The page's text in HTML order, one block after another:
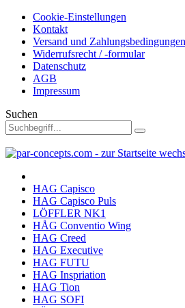
Cookie-Einstellungen
Kontakt
Versand und Zahlungsbedingungen
Widerrufsrecht / -formular
Datenschutz
AGB
Impressum
Suchen
HAG Capisco
HAG Capisco Puls
LÖFFLER NK1
HÅG Conventio Wing
HAG Creed
HAG Executive
HAG FUTU
HAG Inspriation
HAG Tion
HAG SOFI